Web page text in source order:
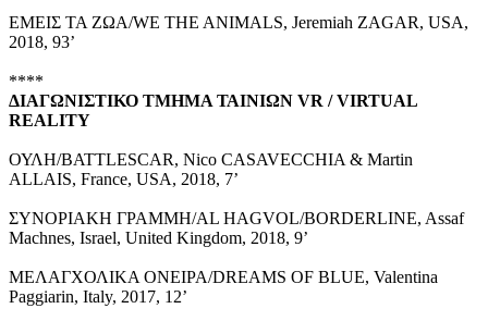
ΕΜΕΙΣ ΤΑ ΖΩΑ/WE THE ANIMALS, Jeremiah ZAGAR, USA,
2018, 93’
****
ΔΙΑΓΩΝΙΣΤΙΚΟ ΤΜΗΜΑ ΤΑΙΝΙΩΝ VR / VIRTUAL
REALITY
ΟΥΛΗ/BATTLESCAR, Nico CASAVECCHIA & Martin
ALLAIS, France, USA, 2018, 7’
ΣΥΝΟΡΙΑΚΗ ΓΡΑΜΜΗ/AL HAGVOL/BORDERLINE, Assaf
Machnes, Israel, United Kingdom, 2018, 9’
ΜΕΛΑΓΧΟΛΙΚΑ ΟΝΕΙΡΑ/DREAMS OF BLUE, Valentina
Paggiarin, Italy, 2017, 12’